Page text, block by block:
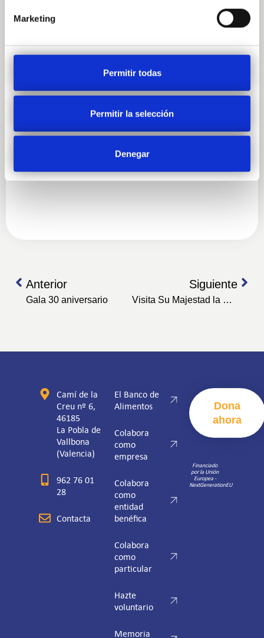
Marketing
Permitir todas
Permitir la selección
Denegar
Anterior
Gala 30 aniversario
Siguiente
Visita Su Majestad la Reina Doña Sofía
Camí de la
Creu nº 6,
46185
La Pobla de
Vallbona
(Valencia)
962 76 01
28
Contacta
El Banco de
Alimentos
Colabora
como
empresa
Colabora
como
entidad
benéfica
Colabora
como
particular
Hazte
voluntario
Memoria
Dona
ahora
Financiado
por la Unión
Europea -
NextGenerationEU